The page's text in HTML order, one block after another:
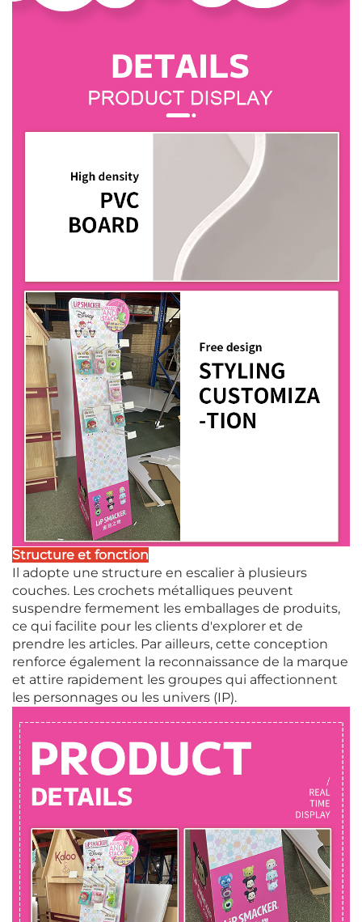
Structure et fonction
Il adopte une structure en escalier à plusieurs
couches. Les crochets métalliques peuvent
suspendre fermement les emballages de produits,
ce qui facilite pour les clients d'explorer et de
prendre les articles. Par ailleurs, cette conception
renforce également la reconnaissance de la marque
et attire rapidement les groupes qui affectionnent
les personnages ou les univers (IP).